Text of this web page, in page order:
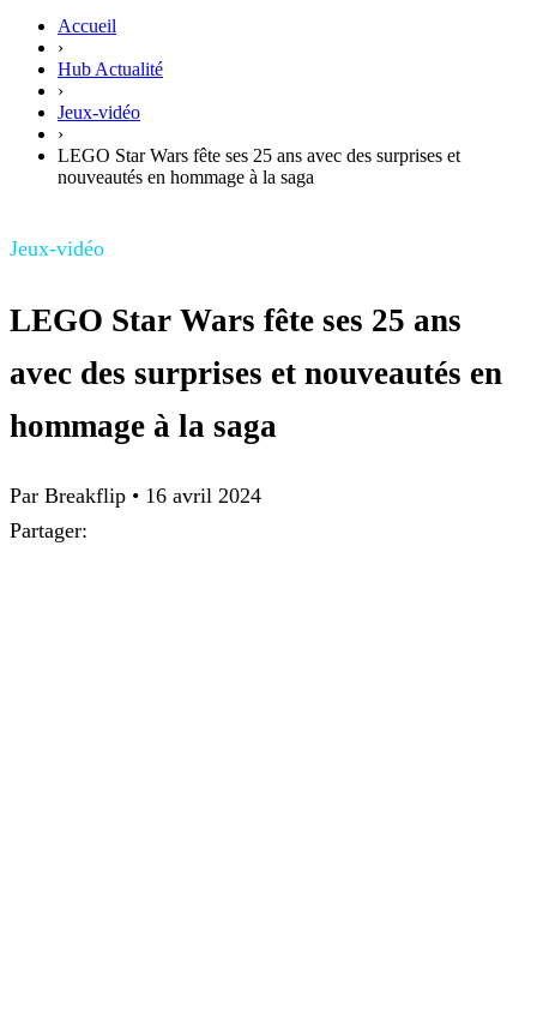
Accueil
›
Hub Actualité
›
Jeux-vidéo
›
LEGO Star Wars fête ses 25 ans avec des surprises et
nouveautés en hommage à la saga
Jeux-vidéo
LEGO Star Wars fête ses 25 ans
avec des surprises et nouveautés en
hommage à la saga
Par Breakflip • 16 avril 2024
Partager: